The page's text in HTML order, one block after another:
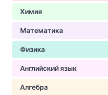
Химия
Математика
Физика
Английский язык
Алгебра